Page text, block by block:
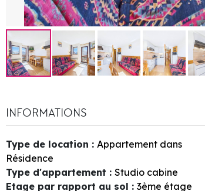
INFORMATIONS
Type de location : Appartement dans
Résidence
Type d'appartement : Studio cabine
Etage par rapport au sol : 3ème étage